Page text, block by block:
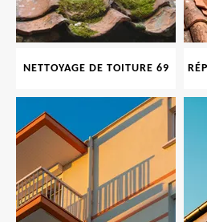
NETTOYAGE DE TOITURE 69